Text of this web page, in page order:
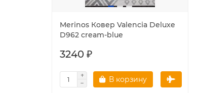
Merinos Ковер Valencia Deluxe
D962 cream-blue
3240 ₽
В корзину